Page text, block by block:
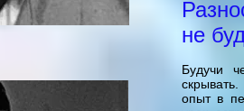
не
Будучи
опыт в